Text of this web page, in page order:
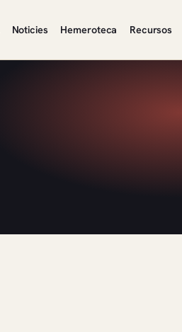
Noticies Hemeroteca Recursos